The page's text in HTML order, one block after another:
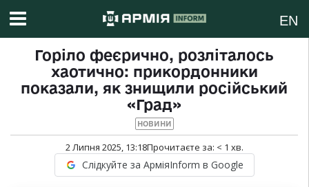
EN
Горіло феєрично, розліталось
хаотично: прикордонники
показали, як знищили російський
«Град»
НОВИНИ
2 Липня 2025, 13:18Прочитаєте за: < 1 хв.
Слідкуйте за АрміяInform в Google